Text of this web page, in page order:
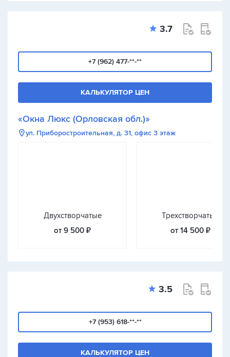
3.7
+7 (962) 477-**-**
КАЛЬКУЛЯТОР ЦЕН
«Окна Люкс (Орловская обл.)»
ул. Приборостроительная, д. 31, офис 3 этаж
Двухстворчатые
от 9 500 ₽
Трехстворчатые
от 14 500 ₽
3.5
+7 (953) 618-**-**
КАЛЬКУЛЯТОР ЦЕН